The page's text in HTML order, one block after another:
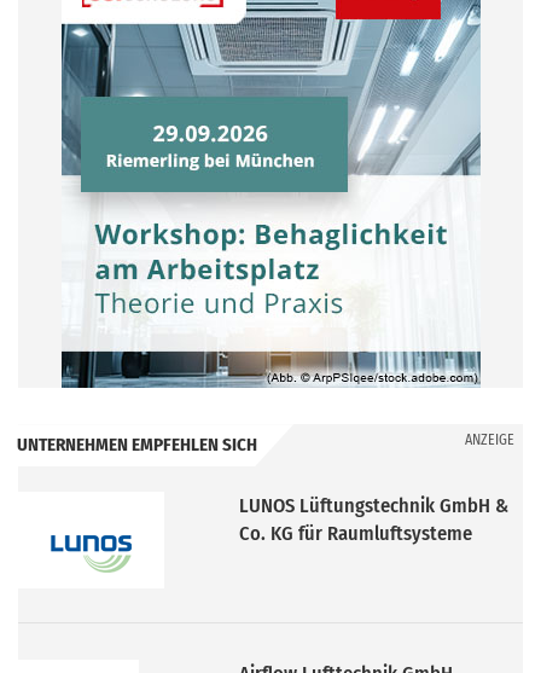
UNTERNEHMEN EMPFEHLEN SICH ANZEIGE
Airflow Lufttechnik GmbH